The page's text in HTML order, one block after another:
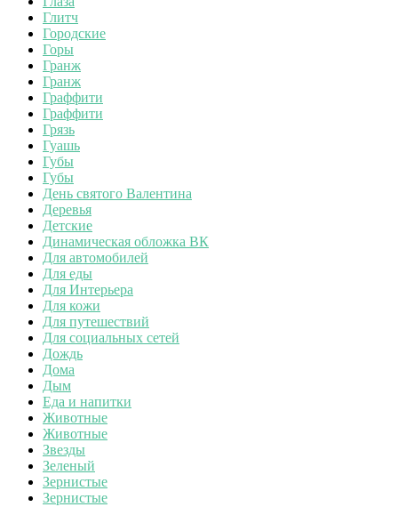
Глитч
Городские
Горы
Гранж
Гранж
Граффити
Граффити
Грязь
Гуашь
Губы
Губы
День святого Валентина
Деревья
Детские
Динамическая обложка ВК
Для автомобилей
Для еды
Для Интерьера
Для кожи
Для путешествий
Для социальных сетей
Дождь
Дома
Дым
Еда и напитки
Животные
Животные
Звезды
Зеленый
Зернистые
Зернистые